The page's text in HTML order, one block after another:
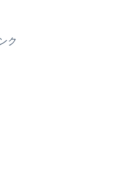
ク